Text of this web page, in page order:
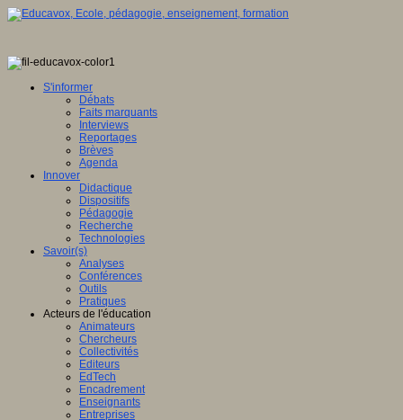
S'informer
Débats
Faits marquants
Interviews
Reportages
Brèves
Agenda
Innover
Didactique
Dispositifs
Pédagogie
Recherche
Technologies
Savoir(s)
Analyses
Conférences
Outils
Pratiques
Acteurs de l'éducation
Animateurs
Chercheurs
Collectivités
Editeurs
EdTech
Encadrement
Enseignants
Entreprises